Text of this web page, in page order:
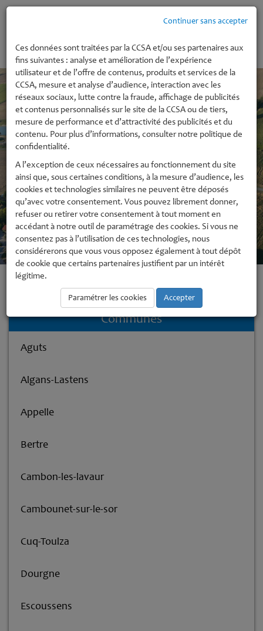
MENU
Accueil La Communauté de Communes
Saint-Germain-des-Prés
Communes
Aguts
Algans-Lastens
Appelle
Bertre
Cambon-les-lavaur
Cambounet-sur-le-sor
Cuq-Toulza
Dourgne
Escoussens
Continuer sans accepter
Ces données sont traitées par la CCSA et/ou ses partenaires aux
fins suivantes : analyse et amélioration de l’expérience
utilisateur et de l’offre de contenus, produits et services de la
CCSA, mesure et analyse d’audience, interaction avec les
réseaux sociaux, lutte contre la fraude, affichage de publicités
et contenus personnalisés sur le site de la CCSA ou de tiers,
mesure de performance et d’attractivité des publicités et du
contenu. Pour plus d’informations, consulter notre politique de
confidentialité.
A l’exception de ceux nécessaires au fonctionnement du site
ainsi que, sous certaines conditions, à la mesure d’audience, les
cookies et technologies similaires ne peuvent être déposés
qu’avec votre consentement. Vous pouvez librement donner,
refuser ou retirer votre consentement à tout moment en
accédant à notre outil de paramétrage des cookies. Si vous ne
consentez pas à l’utilisation de ces technologies, nous
considérerons que vous vous opposez également à tout dépôt
de cookie que certains partenaires justifient par un intérêt
légitime.
Paramétrer les cookies Accepter